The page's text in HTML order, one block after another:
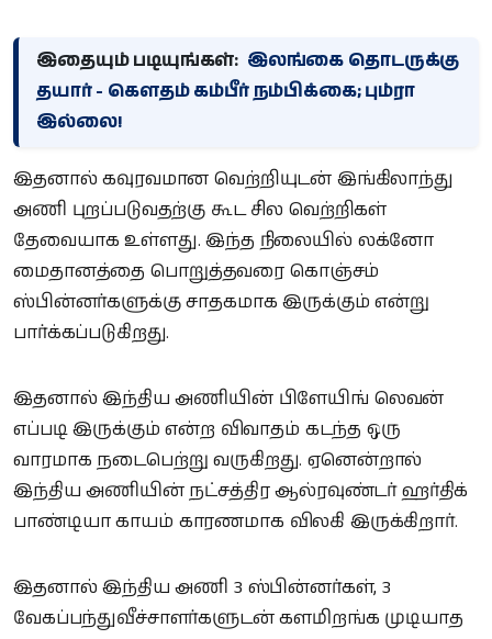
இதையும் படியுங்கள்: இலங்கை தொடருக்கு
தயார் - கௌதம் கம்பீர் நம்பிக்கை; பும்ரா
இல்லை!
இதனால் கவுரவமான வெற்றியுடன் இங்கிலாந்து
அணி புறப்படுவதற்கு கூட சில வெற்றிகள்
தேவையாக உள்ளது. இந்த நிலையில் லக்னோ
மைதானத்தை பொறுத்தவரை கொஞ்சம்
ஸ்பின்னர்களுக்கு சாதகமாக இருக்கும் என்று
பார்க்கப்படுகிறது.
இதனால் இந்திய அணியின் பிளேயிங் லெவன்
எப்படி இருக்கும் என்ற விவாதம் கடந்த ஒரு
வாரமாக நடைபெற்று வருகிறது. ஏனென்றால்
இந்திய அணியின் நட்சத்திர ஆல்ரவுண்டர் ஹர்திக்
பாண்டியா காயம் காரணமாக விலகி இருக்கிறார்.
இதனால் இந்திய அணி 3 ஸ்பின்னர்கள், 3
வேகப்பந்துவீச்சாளர்களுடன் களமிறங்க முடியாத